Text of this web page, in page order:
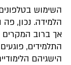
השימוש
הלמידה. נכון,
אך ברוב
התלמידים,
הישגיהם